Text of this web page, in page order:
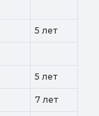
5 лет
5 лет
7 лет